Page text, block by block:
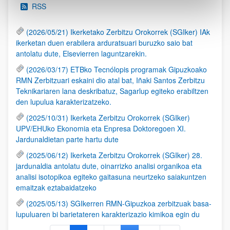
RSS
(2026/05/21) Ikerketako Zerbitzu Orokorrek (SGIker) IAk
ikerketan duen erabilera arduratsuari buruzko saio bat
antolatu dute, Elsevierren laguntzarekin.
(2026/03/17) ETBko Tecnólopis programak Gipuzkoako
RMN Zerbitzuari eskaini dio atal bat, Iñaki Santos Zerbitzu
Teknikariaren lana deskribatuz, Sagarlup egiteko erabiltzen
den lupulua karakterizatzeko.
(2025/10/31) Ikerketa Zerbitzu Orokorrek (SGIker)
UPV/EHUko Ekonomia eta Enpresa Doktoregoen XI.
Jardunaldietan parte hartu dute
(2025/06/12) Ikerketa Zerbitzu Orokorrek (SGIker) 28.
jardunaldia antolatu dute, oinarrizko analisi organikoa eta
analisi isotopikoa egiteko gaitasuna neurtzeko saiakuntzen
emaitzak eztabaidatzeko
(2025/05/13) SGIkerren RMN-Gipuzkoa zerbitzuak basa-
lupuluaren bi barietateren karakterizazio kimikoa egin du